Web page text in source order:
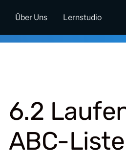
Über Uns Lernstudio
6.2
ABC-